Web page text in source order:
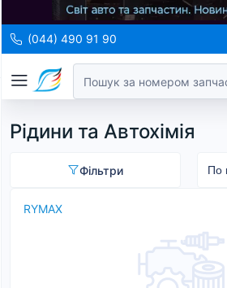
(044) 490 91 90
Рідини та Автохімія
Фільтри
RYMAX